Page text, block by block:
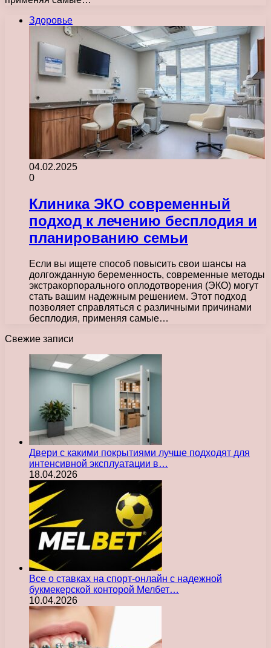
Здоровье
04.02.2025
0
Клиника ЭКО современный
подход к лечению бесплодия и
планированию семьи
Если вы ищете способ повысить свои шансы на
долгожданную беременность, современные методы
экстракорпорального оплодотворения (ЭКО) могут
стать вашим надежным решением. Этот подход
позволяет справляться с различными причинами
бесплодия, применяя самые…
Свежие записи
Двери с какими покрытиями лучше подходят для
интенсивной эксплуатации в…
18.04.2026
Все о ставках на спорт-онлайн с надежной
букмекерской конторой Мелбет…
10.04.2026